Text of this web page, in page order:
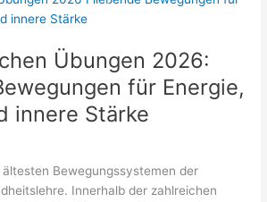
Übungen 2026:
für Energie,
innere Stärke
Bewegungssystemen der
Innerhalb der zahlreichen